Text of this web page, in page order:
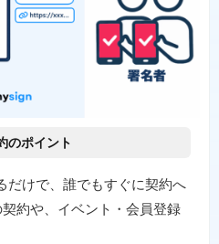
のポイント
だけで、誰でもすぐに契約へ
約や、イベント・会員登録